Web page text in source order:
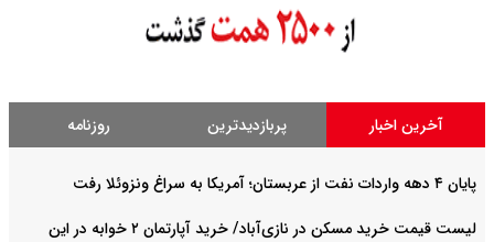
آخرین اخبار پربازدیدترین روزنامه
پایان ۴ دهه واردات نفت از عربستان؛ آمریکا به سراغ ونزوئلا رفت
لیست قیمت خرید مسکن در نازی‌آباد/ خرید آپارتمان ۲ خوابه در این